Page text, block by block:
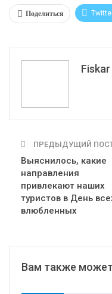
Поделиться
Fiskar
ПРЕДЫДУЩИЙ
Выяснилось, какие
направления
привлекают наших
туристов в День
влюбленных
Вам также